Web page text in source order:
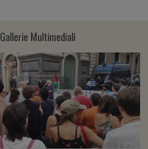
Gallerie Multimediali